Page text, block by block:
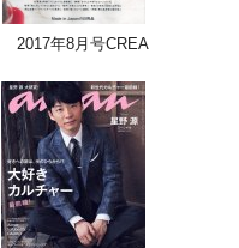
2017年8月号CREA